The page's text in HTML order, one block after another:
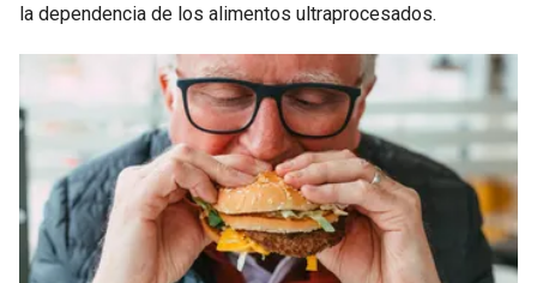
la dependencia de los alimentos ultraprocesados.